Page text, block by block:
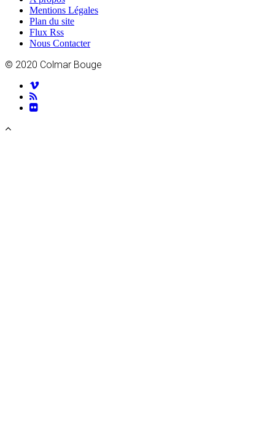
Mentions Légales
Plan du site
Flux Rss
Nous Contacter
© 2020 Colmar Bouge